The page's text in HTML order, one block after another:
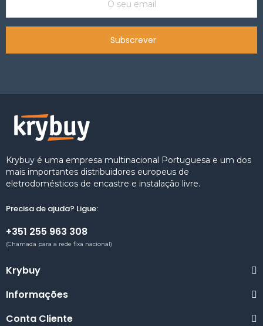
Subscrever
Krybuy é uma empresa multinacional Portuguesa e um dos
mais importantes distribuidores europeus de
eletrodomésticos de encastre e instalação livre.
Precisa de ajuda? Ligue:
+351 255 963 308
(Chamada para a rede fixa nacional)
Krybuy
Informações
Conta Cliente